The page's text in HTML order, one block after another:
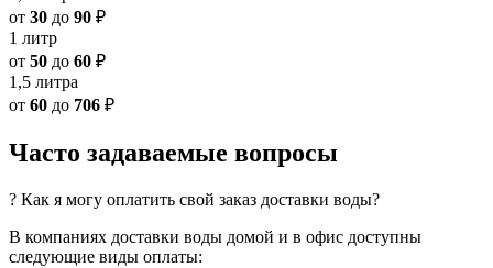
от 30 до 90 ₽
1 литр
от 50 до 60 ₽
1,5 литра
от 60 до 706 ₽
Часто задаваемые вопросы
? Как я могу оплатить свой заказ доставки воды?
В компаниях доставки воды домой и в офис доступны
следующие виды оплаты: